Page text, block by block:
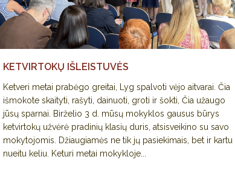
KETVIRTOKŲ IŠLEISTUVĖS
Ketveri metai prabėgo greitai, Lyg spalvoti vėjo aitvarai. Čia
išmokote skaityti, rašyti, dainuoti, groti ir šokti, Čia užaugo
jūsų sparnai. Birželio 3 d. mūsų mokyklos gausus būrys
ketvirtokų užvėrė pradinių klasių duris, atsisveikino su savo
mokytojomis. Džiaugiamės ne tik jų pasiekimais, bet ir kartu
nueitu keliu. Keturi metai mokykloje...